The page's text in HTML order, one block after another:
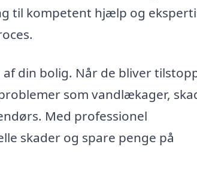
til kompetent hjælp og
din bolig. Når de bliver
som vandlækager,
Med professionel
skader og spare penge på